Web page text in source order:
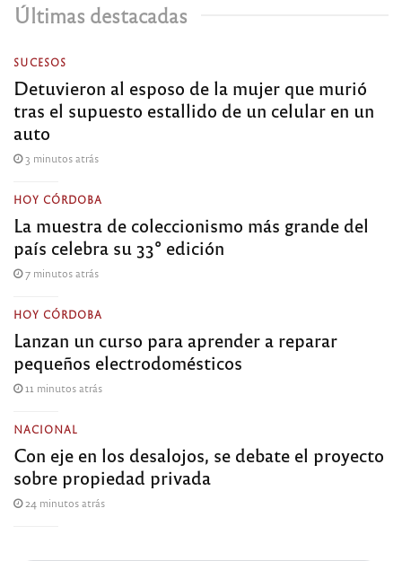
Últimas destacadas
SUCESOS
Detuvieron al esposo de la mujer que murió
tras el supuesto estallido de un celular en un
auto
3 minutos atrás
HOY CÓRDOBA
La muestra de coleccionismo más grande del
país celebra su 33° edición
7 minutos atrás
HOY CÓRDOBA
Lanzan un curso para aprender a reparar
pequeños electrodomésticos
11 minutos atrás
NACIONAL
Con eje en los desalojos, se debate el proyecto
sobre propiedad privada
24 minutos atrás